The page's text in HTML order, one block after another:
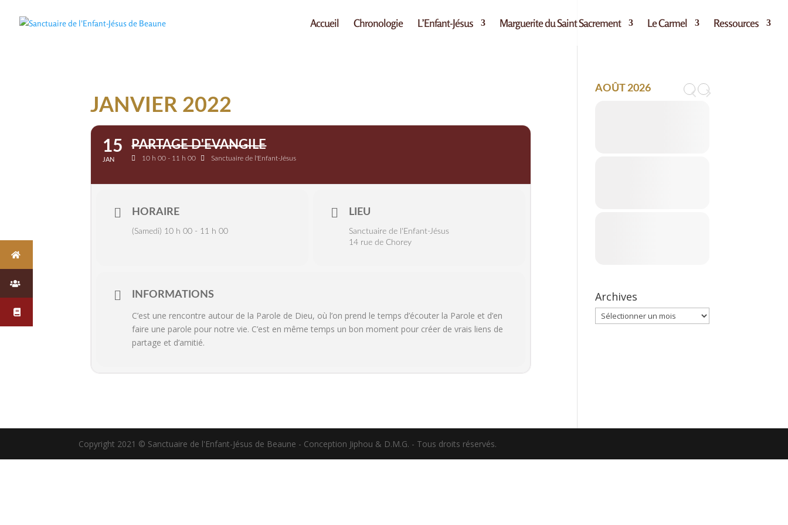
Accueil Chronologie L’Enfant-Jésus Marguerite du Saint Sacrement Le Carmel Ressources
JANVIER 2022
15
JAN
PARTAGE D'EVANGILE
10 h 00 - 11 h 00 Sanctuaire de l'Enfant-Jésus
HORAIRE
(Samedi) 10 h 00 - 11 h 00
LIEU
Sanctuaire de l'Enfant-Jésus
14 rue de Chorey
INFORMATIONS
C’est une rencontre autour de la Parole de Dieu, où l’on prend le temps d’écouter la Parole et d’en
faire une parole pour notre vie. C’est en même temps un bon moment pour créer de vrais liens de
partage et d’amitié.
AOÛT 2026
Archives
Archives
Copyright 2021 © Sanctuaire de l'Enfant-Jésus de Beaune - Conception Jiphou & D.M.G. - Tous droits réservés.